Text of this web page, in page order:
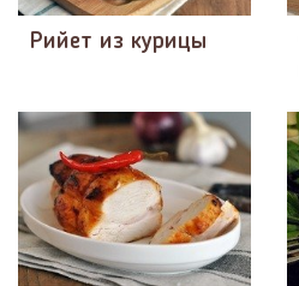
Рийет из курицы